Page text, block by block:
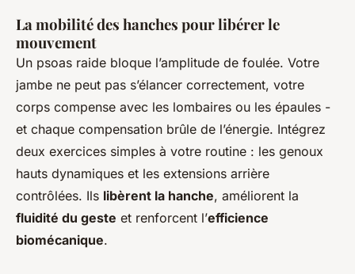
La mobilité des hanches pour libérer le
mouvement
Un psoas raide bloque l’amplitude de foulée. Votre
jambe ne peut pas s’élancer correctement, votre
corps compense avec les lombaires ou les épaules -
et chaque compensation brûle de l’énergie. Intégrez
deux exercices simples à votre routine : les genoux
hauts dynamiques et les extensions arrière
contrôlées. Ils libèrent la hanche, améliorent la
fluidité du geste et renforcent l’efficience
biomécanique.